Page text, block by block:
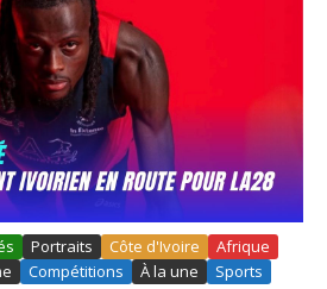
Portraits Côte d'Ivoire
Afrique
Compétitions À la une Sports